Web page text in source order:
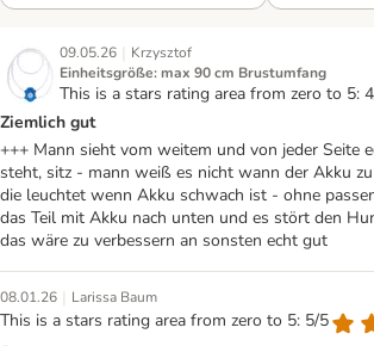
09.05.26 | Krzysztof
Einheitsgröße: max 90 cm Brustumfang
This is a stars rating area from zero to 5:
Ziemlich gut
+++ Mann sieht vom weitem und von jeder Seite
steht, sitz - mann weiß es nicht wann der Akku
die leuchtet wenn Akku schwach ist - ohne
das Teil mit Akku nach unten und es stört den
das wäre zu verbessern an sonsten echt gut
08.01.26 | Larissa Baum
This is a stars rating area from zero to 5: 5/5